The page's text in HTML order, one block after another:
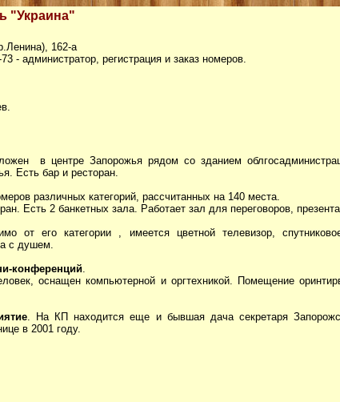
"Украина"
162-а
- администратор, регистрация и заказ номеров.
в центре Запорожья рядом со зданием
Есть бар и ресторан.
различных категорий, рассчитанных на 140 места.
Есть 2 банкетных зала. Работает зал для переговоров,
от его категории , имеется цветной телевизор,
с душем.
конференций.
оснащен компьютерной и оргтехникой. Помещение
. На КП находится еще и бывшая дача секретаря
в 2001 году.